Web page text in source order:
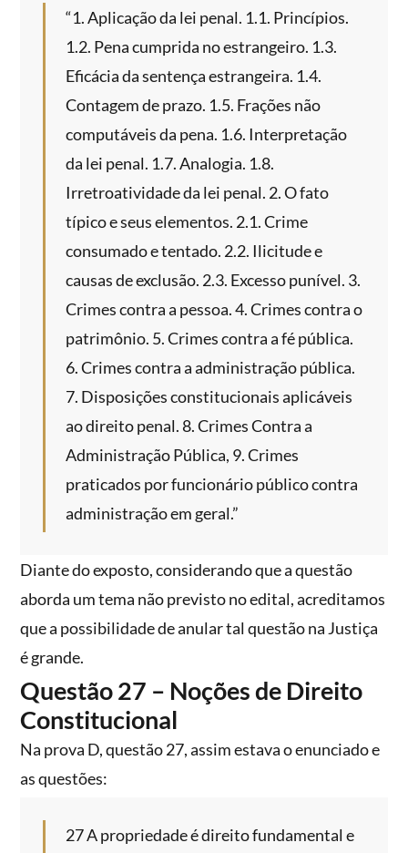
“1. Aplicação da lei penal. 1.1. Princípios.
1.2. Pena cumprida no estrangeiro. 1.3.
Eficácia da sentença estrangeira. 1.4.
Contagem de prazo. 1.5. Frações não
computáveis da pena. 1.6. Interpretação
da lei penal. 1.7. Analogia. 1.8.
Irretroatividade da lei penal. 2. O fato
típico e seus elementos. 2.1. Crime
consumado e tentado. 2.2. Ilicitude e
causas de exclusão. 2.3. Excesso punível. 3.
Crimes contra a pessoa. 4. Crimes contra o
patrimônio. 5. Crimes contra a fé pública.
6. Crimes contra a administração pública.
7. Disposições constitucionais aplicáveis
ao direito penal. 8. Crimes Contra a
Administração Pública, 9. Crimes
praticados por funcionário público contra
administração em geral.”
Diante do exposto, considerando que a questão
aborda um tema não previsto no edital, acreditamos
que a possibilidade de anular tal questão na Justiça
é grande.
Questão 27 – Noções de Direito
Constitucional
Na prova D, questão 27, assim estava o enunciado e
as questões:
27 A propriedade é direito fundamental e